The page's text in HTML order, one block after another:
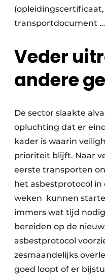
transportdocument
Veder
andere
De sector slaakte
opluchting dat er
kader is waarin
prioriteit blijft. Naar
eerste transporten
het asbestprotocol in
weken kunnen
immers wat tijd
bereiden op de
asbestprotocol
zesmaandelijks
goed loopt of er